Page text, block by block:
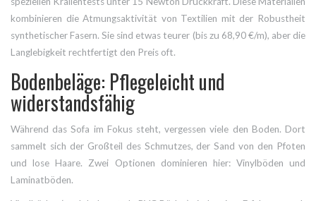
kombinieren die Atmungsaktivität von Textilien mit der Robustheit
synthetischer Fasern. Sie sind etwas teurer (bis zu 68,90 €/m), aber die
Langlebigkeit rechtfertigt den Preis oft.
Bodenbeläge: Pflegeleicht und
widerstandsfähig
Während das Sofa im Fokus steht, vergessen viele den Boden. Dort
sammelt sich der Großteil des Schmutzes, der Sand von den Pfoten
und lose Haare. Zwei Optionen dominieren hier: Vinylböden und
Laminatböden.